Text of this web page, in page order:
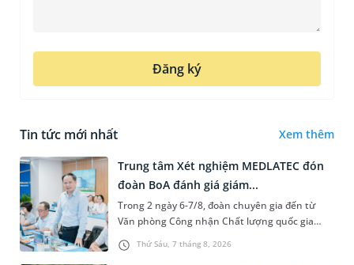
Đăng ký
Tin tức mới nhất Xem thêm
Thứ Sáu, 7 tháng 8, 2026
Trung tâm Xét nghiệm MEDLATEC đón
đoàn BoA đánh giá giám...
Trong 2 ngày 6-7/8, đoàn chuyên gia đến từ
Văn phòng Công nhận Chất lượng quốc gia
(BoA) đã ghi nhận và đánh giá cao nỗ lực duy trì
hệ thống quản lý chất lượ...